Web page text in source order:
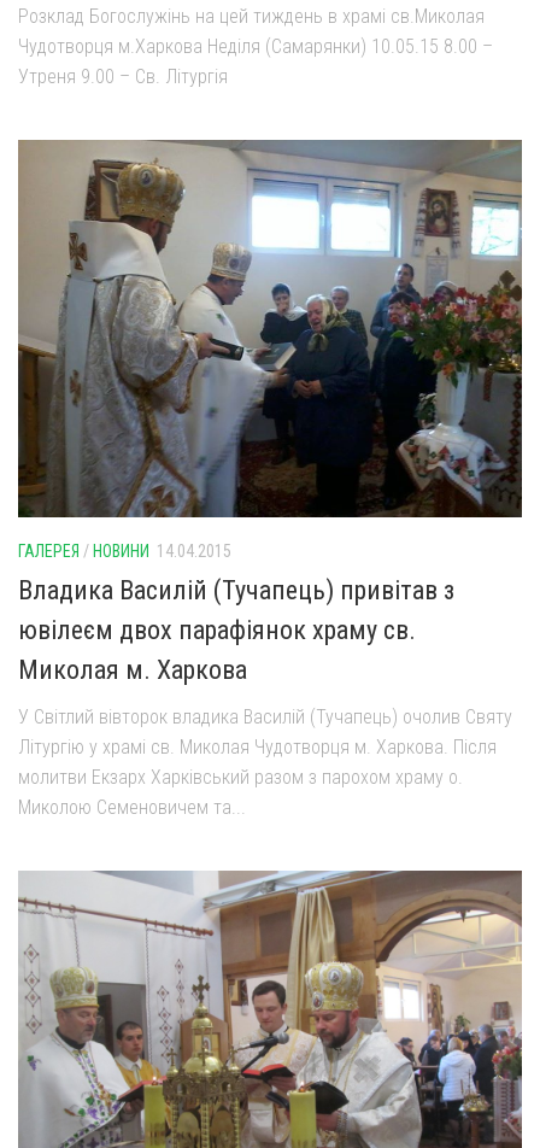
Розклад Богослужінь на цей тиждень в храмі св.Миколая
Чудотворця м.Харкова Неділя (Самарянки) 10.05.15 8.00 –
Утреня 9.00 – Св. Літургія
ГАЛЕРЕЯ / НОВИНИ 14.04.2015
Владика Василій (Тучапець) привітав з
ювілеєм двох парафіянок храму св.
Миколая м. Харкова
У Світлий вівторок владика Василій (Тучапець) очолив Святу
Літургію у храмі св. Миколая Чудотворця м. Харкова. Після
молитви Екзарх Харківський разом з парохом храму о.
Миколою Семеновичем та...